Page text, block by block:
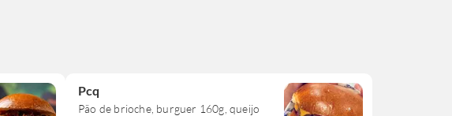
Pcq
Pão de brioche, burguer 160g, queijo